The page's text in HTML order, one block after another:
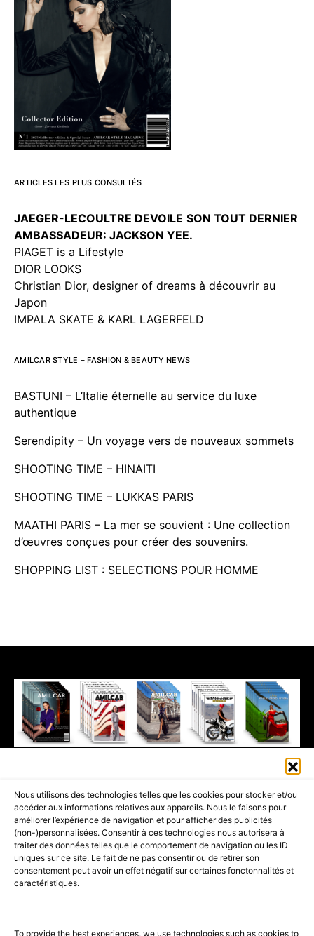
Nous utilisons des technologies telles que les cookies pour stocker et/ou
accéder aux informations relatives aux appareils. Nous le faisons pour
améliorer l’expérience de navigation et pour afficher des publicités
(non-)personnalisées. Consentir à ces technologies nous autorisera à
traiter des données telles que le comportement de navigation ou les ID
uniques sur ce site. Le fait de ne pas consentir ou de retirer son
consentement peut avoir un effet négatif sur certaines fonctonnalités et
caractéristiques.
To provide the best experiences, we use technologies such as cookies to
ARTICLES LES PLUS CONSULTÉS
JAEGER-LECOULTRE DEVOILE SON TOUT DERNIER
AMBASSADEUR: JACKSON YEE.
PIAGET is a Lifestyle
DIOR LOOKS
Christian Dior, designer of dreams à découvrir au
Japon
IMPALA SKATE & KARL LAGERFELD
AMILCAR STYLE – FASHION & BEAUTY NEWS
BASTUNI – L’Italie éternelle au service du luxe
authentique
Serendipity – Un voyage vers de nouveaux sommets
SHOOTING TIME – HINAITI
SHOOTING TIME – LUKKAS PARIS
MAATHI PARIS – La mer se souvient : Une collection
d’œuvres conçues pour créer des souvenirs.
SHOPPING LIST : SELECTIONS POUR HOMME
PART OF THEAMILCAR MAGAZINE GROUP.EDITOR - ADVERTISING
AGENCE MEDIANE.
ACCUEIL BEST OF LUXE
35 MAGAZINES
SHOPPING & CONCIERGERIE
Voyages Contact